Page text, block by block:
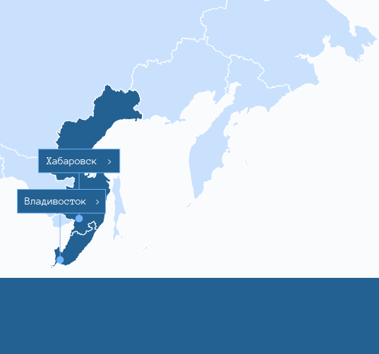
Хабаровск >
Владивосток >